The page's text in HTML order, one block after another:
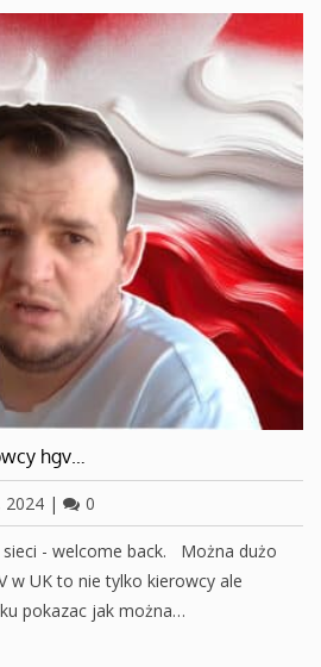
hgv…
2024 | 0
- welcome back. Można dużo
w UK to nie tylko kierowcy ale
pokazac jak można…